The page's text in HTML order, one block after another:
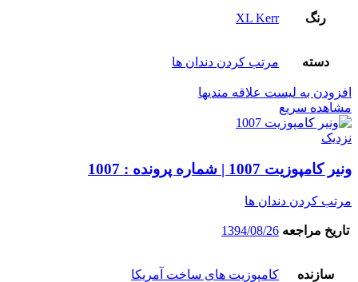
رنگ XL Kerr
دسته مرتب کردن دندان ها
افزودن به لیست علاقه مندیها
مشاهده سریع
نزدیک
ونیر کامپوزیت 1007 | شماره پرونده : 1007
مرتب کردن دندان ها
تاریخ مراجعه 1394/08/26
سازنده کامپوزیت های ساخت آمریکا